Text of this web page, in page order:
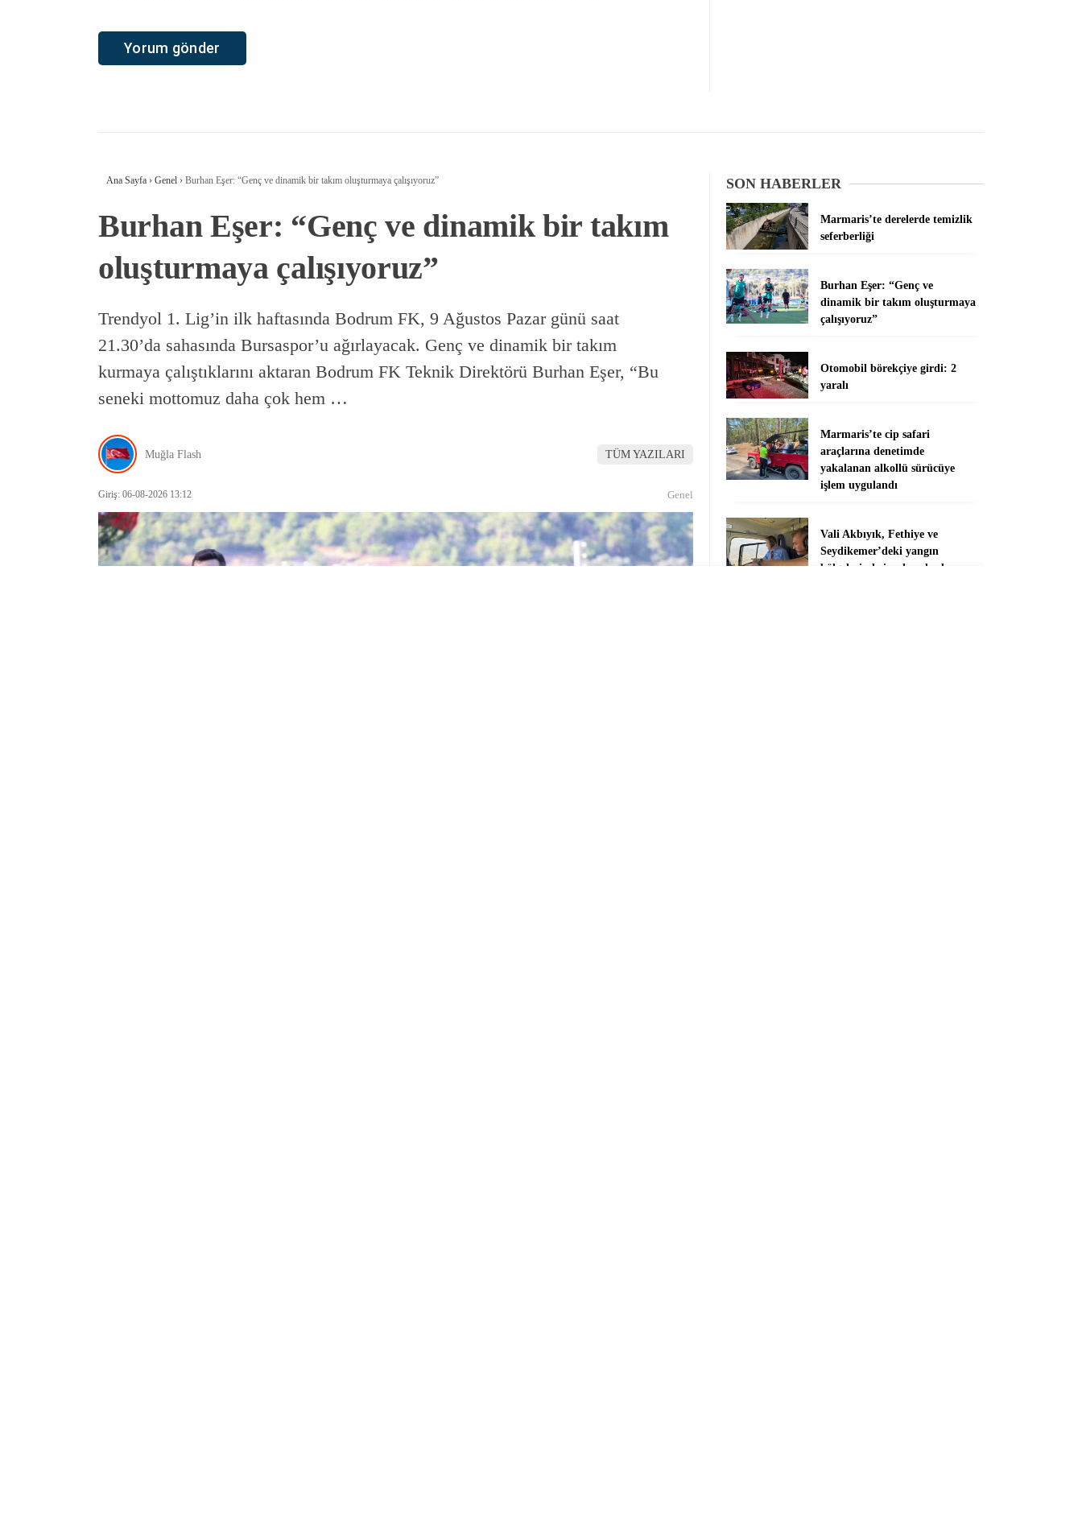
Ana Sayfa › Genel › Burhan Eşer: “Genç ve dinamik bir takım oluşturmaya çalışıyoruz”
Burhan Eşer: “Genç ve dinamik bir takım
oluşturmaya çalışıyoruz”
Trendyol 1. Lig’in ilk haftasında Bodrum FK, 9 Ağustos Pazar günü saat
21.30’da sahasında Bursaspor’u ağırlayacak. Genç ve dinamik bir takım
kurmaya çalıştıklarını aktaran Bodrum FK Teknik Direktörü Burhan Eşer, “Bu
seneki mottomuz daha çok hem …
Muğla Flash TÜM YAZILARI
Giriş: 06-08-2026 13:12 Genel
SON HABERLER
Marmaris’te derelerde temizlik
seferberliği
Burhan Eşer: “Genç ve
dinamik bir takım oluşturmaya
çalışıyoruz”
Otomobil börekçiye girdi: 2
yaralı
Marmaris’te cip safari
araçlarına denetimde
yakalanan alkollü sürücüye
işlem uygulandı
Vali Akbıyık, Fethiye ve
Seydikemer’deki yangın
bölgelerinde incelemelerde